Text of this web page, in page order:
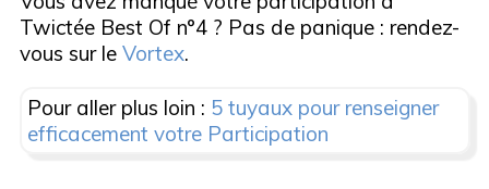
Twictée Best Of n°4 ? Pas de panique : rendez-
vous sur le Vortex.
Pour aller plus loin : 5 tuyaux pour renseigner
efficacement votre Participation